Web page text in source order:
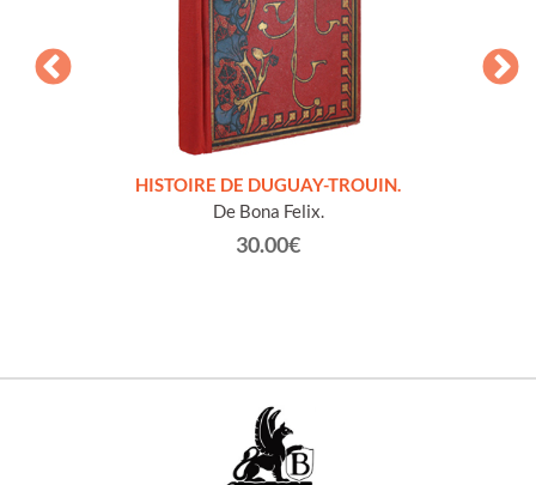
HISTOIRE DE DUGUAY-TROUIN.
De Bona Felix.
30.00€